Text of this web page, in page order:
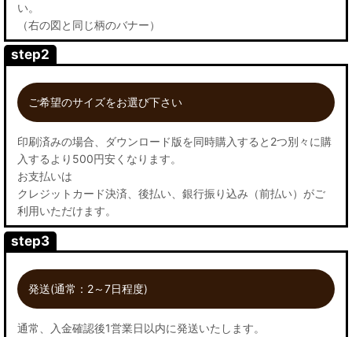
い。
（右の図と同じ柄のバナー）
step2
ご希望のサイズをお選び下さい
印刷済みの場合、ダウンロード版を同時購入すると2つ別々に購
入するより500円安くなります。
お支払いは
クレジットカード決済、後払い、銀行振り込み（前払い）がご
利用いただけます。
step3
発送(通常：2～7日程度)
通常、入金確認後1営業日以内に発送いたします。